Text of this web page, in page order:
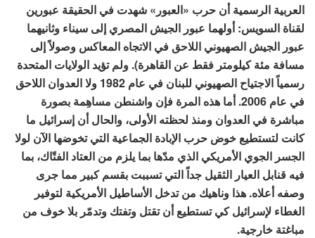
العربية الرسمية أن حرب «العبور» شهدت في الحقيقة عبورين
لقناة السويس: أولهما عبور الجيش المصري إلى سيناء وثانيهما
عبور الجيش الصهيوني اللاحق في الاتجاه المعاكس وصولاً إلى
مسافة مئة كيلومتر فقط عن القاهرة). ولم تؤيد الولايات المتحدة
رسمياً الاجتياح الصهيوني للبنان في عام 1982 ولا العدوان اللاحق
في عام 2006. أما هذه المرة فإن واشنطن مساهِمة بصورة
مباشرة في العدوان ومنذ لحظته الأولى، والحال أن إسرائيل ما
كانت لتستطيع خوض حرب الإبادة الجماعية التي تخوضها الآن لولا
الجسر الجوي الأمريكي الذي مدّها بما يلزم من العتاد الفتّاك، بما
فيه قنابل العيار الثقيل جداً التي تسببت بقسم كبير مما جرى
وصفه أعلاه. هذا وناهيك من تدخل الأساطيل الأمريكية لتوفير
الغطاء لإسرائيل كي تستطيع أن تقتل وتفتك وتدمّر بلا خوف من
مباغتة خارجية.